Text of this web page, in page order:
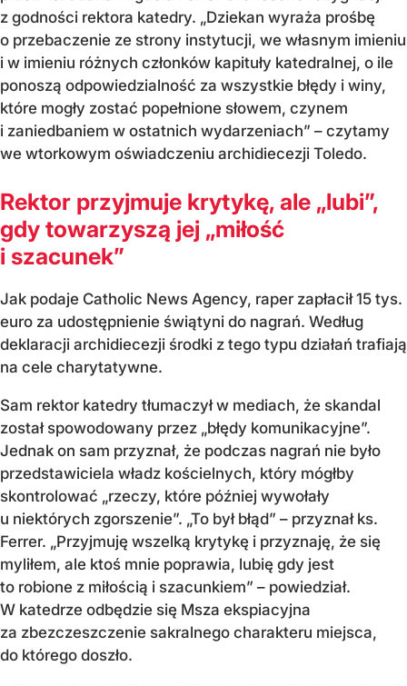
z godności rektora katedry. „Dziekan wyraża prośbę
o przebaczenie ze strony instytucji, we własnym imieniu
i w imieniu różnych członków kapituły katedralnej, o ile
ponoszą odpowiedzialność za wszystkie błędy i winy,
które mogły zostać popełnione słowem, czynem
i zaniedbaniem w ostatnich wydarzeniach” – czytamy
we wtorkowym oświadczeniu archidiecezji Toledo.
Rektor przyjmuje krytykę, ale „lubi”,
gdy towarzyszą jej „miłość
i szacunek”
Jak podaje Catholic News Agency, raper zapłacił 15 tys.
euro za udostępnienie świątyni do nagrań. Według
deklaracji archidiecezji środki z tego typu działań trafiają
na cele charytatywne.
Sam rektor katedry tłumaczył w mediach, że skandal
został spowodowany przez „błędy komunikacyjne”.
Jednak on sam przyznał, że podczas nagrań nie było
przedstawiciela władz kościelnych, który mógłby
skontrolować „rzeczy, które później wywołały
u niektórych zgorszenie”. „To był błąd” – przyznał ks.
Ferrer. „Przyjmuję wszelką krytykę i przyznaję, że się
myliłem, ale ktoś mnie poprawia, lubię gdy jest
to robione z miłością i szacunkiem” – powiedział.
W katedrze odbędzie się Msza ekspiacyjna
za zbezczeszczenie sakralnego charakteru miejsca,
do którego doszło.